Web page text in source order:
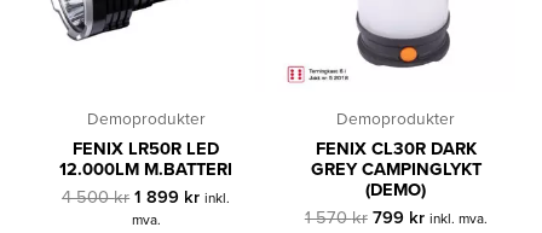
Demoprodukter
FENIX LR50R LED
12.000LM M.BATTERI
4 500kr Opprinnelig
pris
1 899 krNåværende
inkl.
mva.
Demoprodukter
FENIX CL30R DARK
GREY CAMPINGLYKT
(DEMO)
1 570kr Opprinnelig
799 krNåværende
inkl. mva.